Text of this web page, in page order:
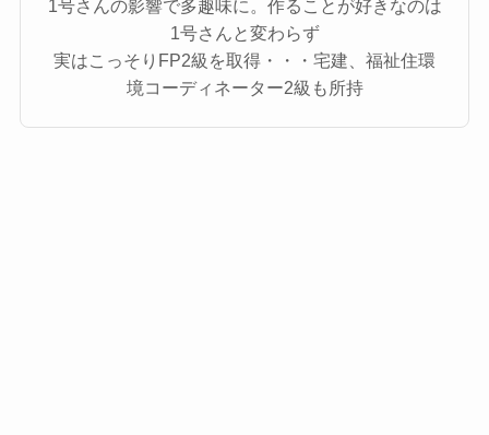
1号さんの影響で多趣味に。作ることが好きなのは
1号さんと変わらず
実はこっそりFP2級を取得・・・宅建、福祉住環
境コーディネーター2級も所持